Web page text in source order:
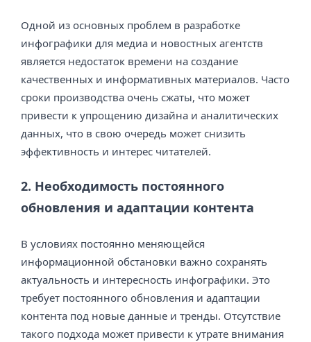
Одной из основных проблем в разработке
инфографики для медиа и новостных агентств
является недостаток времени на создание
качественных и информативных материалов. Часто
сроки производства очень сжаты, что может
привести к упрощению дизайна и аналитических
данных, что в свою очередь может снизить
эффективность и интерес читателей.
2. Необходимость постоянного
обновления и адаптации контента
В условиях постоянно меняющейся
информационной обстановки важно сохранять
актуальность и интересность инфографики. Это
требует постоянного обновления и адаптации
контента под новые данные и тренды. Отсутствие
такого подхода может привести к утрате внимания